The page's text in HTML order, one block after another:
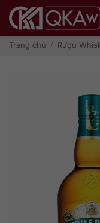
qua
dungTrang chủ / Rượu